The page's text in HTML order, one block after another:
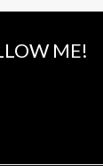
ME!